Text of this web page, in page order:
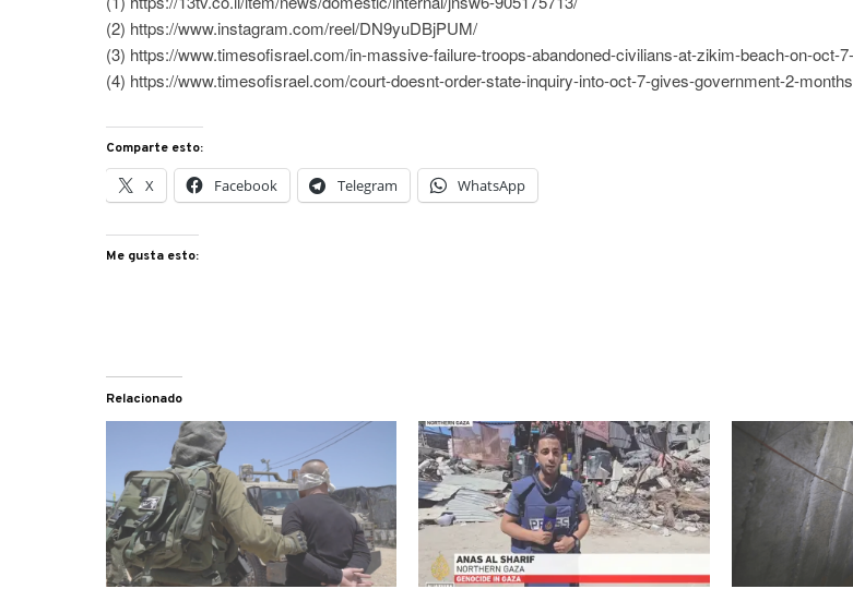
(2) https://www.instagram.com/reel/DN9yuDBjPUM/
(3) https://www.timesofisrael.com/in-massive-failure-troops-abandoned-civilians-at-zikim-beach-on-oct-
(4) https://www.timesofisrael.com/court-doesnt-order-state-inquiry-into-oct-7-gives-government-2-
Comparte esto:
X Facebook Telegram WhatsApp
Me gusta esto:
Relacionado